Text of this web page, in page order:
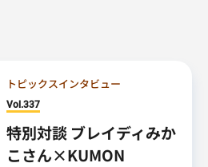
トピックスインタビュー
Vol.337
特別対談 ブレイディみか
こさん×KUMON